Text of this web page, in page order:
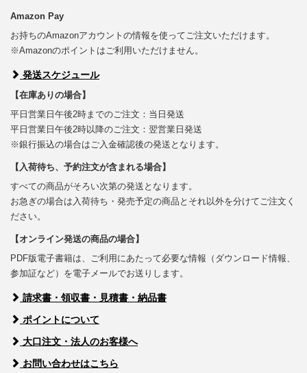
Amazon Pay
お持ちのAmazonアカウントの情報を使ってご注文いただけます。
※Amazonのポイントはご利用いただけません。
発送スケジュール
【在庫ありの場合】
平日営業日午後2時までのご注文：当日発送
平日営業日午後2時以降のご注文：翌営業日発送
※銀行振込の場合はご入金確認後の発送となります。
【入荷待ち、予約注文が含まれる場合】
すべての商品がそろい次第の発送となります。
お急ぎの場合は入荷待ち・発売予定の商品とそれ以外を分けてご注文く
ださい。
【オンライン発送の商品の場合】
PDF版電子書籍は、ご利用にあたって必要な情報（ダウンロード情報、
参加証など）を電子メールでお送りします。
請求書・領収書・見積書・納品書
ポイントについて
大口注文・法人のお客様へ
お問い合わせはこちら